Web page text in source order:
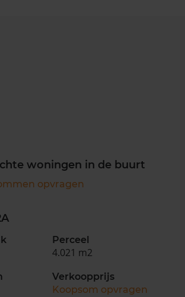
woningen in de buurt
opvragen
Perceel
4.021 m2
Verkoopprijs
Koopsom opvragen